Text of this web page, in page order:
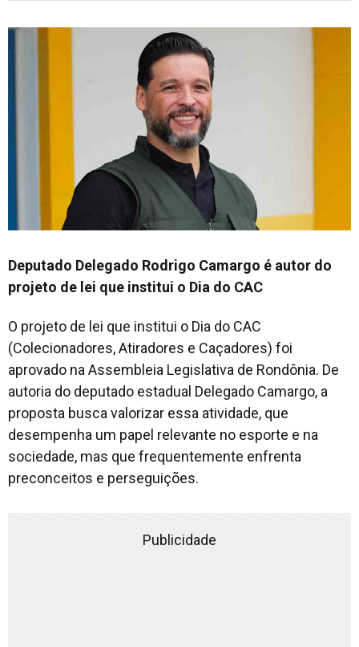
Deputado Delegado Rodrigo Camargo é autor do
projeto de lei que institui o Dia do CAC
O projeto de lei que institui o Dia do CAC
(Colecionadores, Atiradores e Caçadores) foi
aprovado na Assembleia Legislativa de Rondônia. De
autoria do deputado estadual Delegado Camargo, a
proposta busca valorizar essa atividade, que
desempenha um papel relevante no esporte e na
sociedade, mas que frequentemente enfrenta
preconceitos e perseguições.
Publicidade